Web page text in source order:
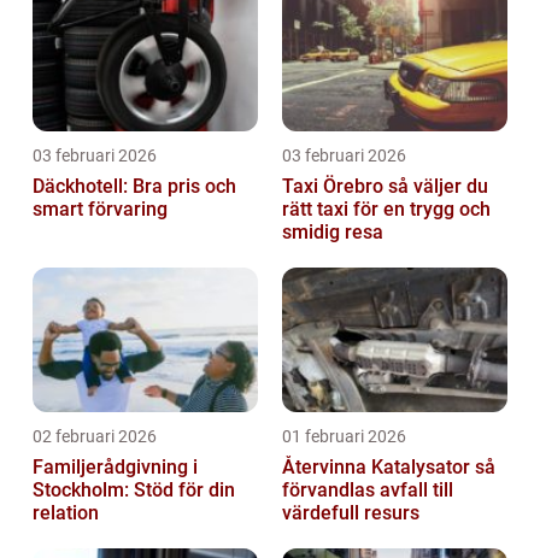
03 februari 2026
Däckhotell: Bra pris och
smart förvaring
03 februari 2026
Taxi Örebro så väljer du
rätt taxi för en trygg och
smidig resa
02 februari 2026
Familjerådgivning i
Stockholm: Stöd för din
relation
01 februari 2026
Återvinna Katalysator så
förvandlas avfall till
värdefull resurs